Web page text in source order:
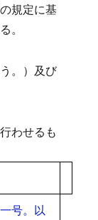
の規定に基
。
。） 及び
わせるも
号。以